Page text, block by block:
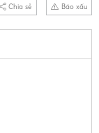
Chia sẻ Báo xấu